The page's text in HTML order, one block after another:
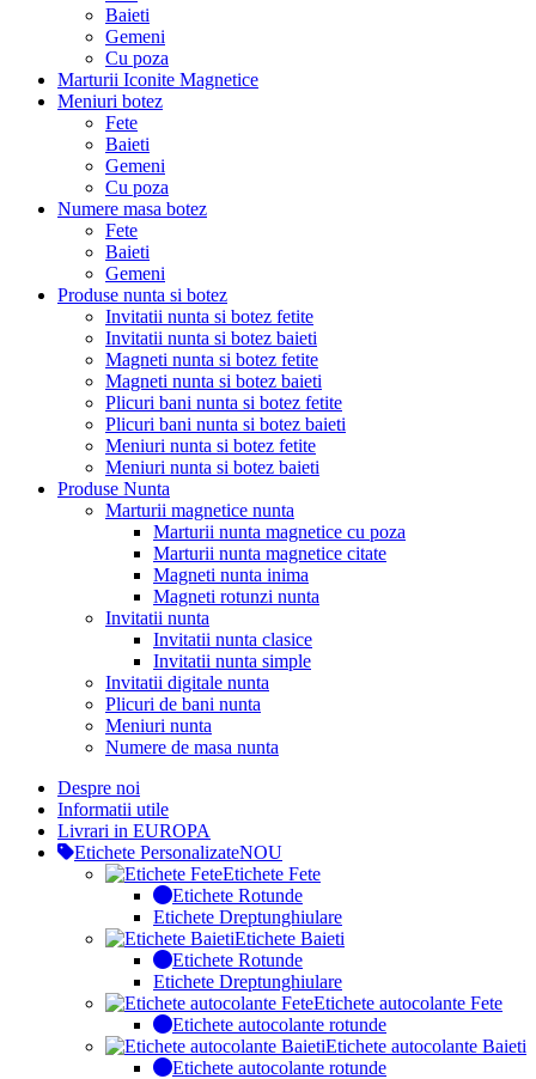
Baieti
Gemeni
Cu poza
Marturii Iconite Magnetice
Meniuri botez
Fete
Baieti
Gemeni
Cu poza
Numere masa botez
Fete
Baieti
Gemeni
Produse nunta si botez
Invitatii nunta si botez fetite
Invitatii nunta si botez baieti
Magneti nunta si botez fetite
Magneti nunta si botez baieti
Plicuri bani nunta si botez fetite
Plicuri bani nunta si botez baieti
Meniuri nunta si botez fetite
Meniuri nunta si botez baieti
Produse Nunta
Marturii magnetice nunta
Marturii nunta magnetice cu poza
Marturii nunta magnetice citate
Magneti nunta inima
Magneti rotunzi nunta
Invitatii nunta
Invitatii nunta clasice
Invitatii nunta simple
Invitatii digitale nunta
Plicuri de bani nunta
Meniuri nunta
Numere de masa nunta
Despre noi
Informatii utile
Livrari in EUROPA
Etichete PersonalizateNOU
Etichete Fete
Etichete Rotunde
Etichete Dreptunghiulare
Etichete Baieti
Etichete Rotunde
Etichete Dreptunghiulare
Etichete autocolante Fete
Etichete autocolante rotunde
Etichete autocolante Baieti
Etichete autocolante rotunde